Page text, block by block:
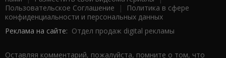
Пользовательское Соглашение |
Политика в сфере
конфиденциальности и персональных данных
Реклама на сайте: Отдел продаж digital рекламы
Оставляя комментарий, пожалуйста, помните о том, что